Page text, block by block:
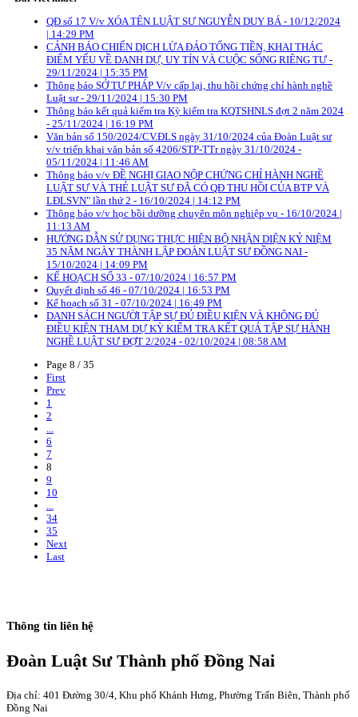
QĐ số 17 V/v XÓA TÊN LUẬT SƯ NGUYỄN DUY BÁ - 10/12/2024
| 14:29 PM
CẢNH BÁO CHIẾN DỊCH LỪA ĐẢO TỐNG TIỀN, KHAI THÁC
ĐIỂM YẾU VỀ DANH DỰ, UY TÍN VÀ CUỘC SỐNG RIÊNG TƯ -
29/11/2024 | 15:35 PM
Thông báo SỞ TƯ PHÁP V/v cấp lại, thu hồi chứng chỉ hành nghề
Luật sư - 29/11/2024 | 15:30 PM
Thông báo kết quả kiểm tra Kỳ kiểm tra KQTSHNLS đợt 2 năm 2024
- 25/11/2024 | 16:19 PM
Văn bản số 150/2024/CV.ĐLS ngày 31/10/2024 của Đoàn Luật sư
v/v triển khai văn bản số 4206/STP-TTr ngày 31/10/2024 -
05/11/2024 | 11:46 AM
Thông báo v/v ĐỀ NGHỊ GIAO NỘP CHỨNG CHỈ HÀNH NGHỀ
LUẬT SƯ VÀ THẺ LUẬT SƯ ĐÃ CÓ QĐ THU HỒI CỦA BTP VÀ
LĐLSVN" lần thứ 2 - 16/10/2024 | 14:12 PM
Thông báo v/v học bồi dưỡng chuyên môn nghiệp vụ - 16/10/2024 |
11:13 AM
HƯỚNG DẪN SỬ DỤNG THỰC HIỆN BỘ NHẬN DIỆN KỶ NIỆM
35 NĂM NGÀY THÀNH LẬP ĐOÀN LUẬT SƯ ĐỒNG NAI -
15/10/2024 | 14:09 PM
KẾ HOẠCH SỐ 33 - 07/10/2024 | 16:57 PM
Quyết định số 46 - 07/10/2024 | 16:53 PM
Kế hoạch số 31 - 07/10/2024 | 16:49 PM
DANH SÁCH NGƯỜI TẬP SỰ ĐỦ ĐIỀU KIỆN VÀ KHÔNG ĐỦ
ĐIỀU KIỆN THAM DỰ KỲ KIỂM TRA KẾT QUẢ TẬP SỰ HÀNH
NGHỀ LUẬT SƯ ĐỢT 2/2024 - 02/10/2024 | 08:58 AM
Page 8 / 35
First
Prev
1
2
...
6
7
8
9
10
...
34
35
Next
Last
Thông tin liên hệ
Đoàn Luật Sư Thành phố Đồng Nai
Địa chỉ: 401 Đường 30/4, Khu phố Khánh Hưng, Phường Trấn Biên, Thành phố
Đồng Nai